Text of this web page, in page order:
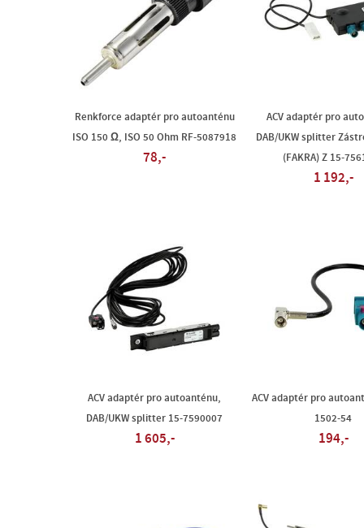
Renkforce adaptér pro autoanténu
ISO 150 Ω, ISO 50 Ohm RF-5087918
78,-
ACV adaptér pro
DAB/UKW splitter
(FAKRA) Z 15-
1 192,-
ACV adaptér pro autoanténu,
DAB/UKW splitter 15-7590007
1 605,-
ACV adaptér pro
1502-54
194,-